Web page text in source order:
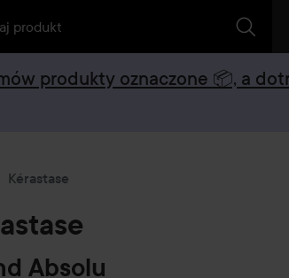
produkty oznaczone 📦, a
Kérastase
Absolu